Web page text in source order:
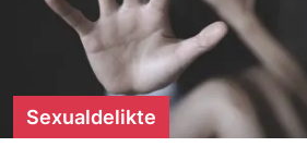
Sexualdelikte